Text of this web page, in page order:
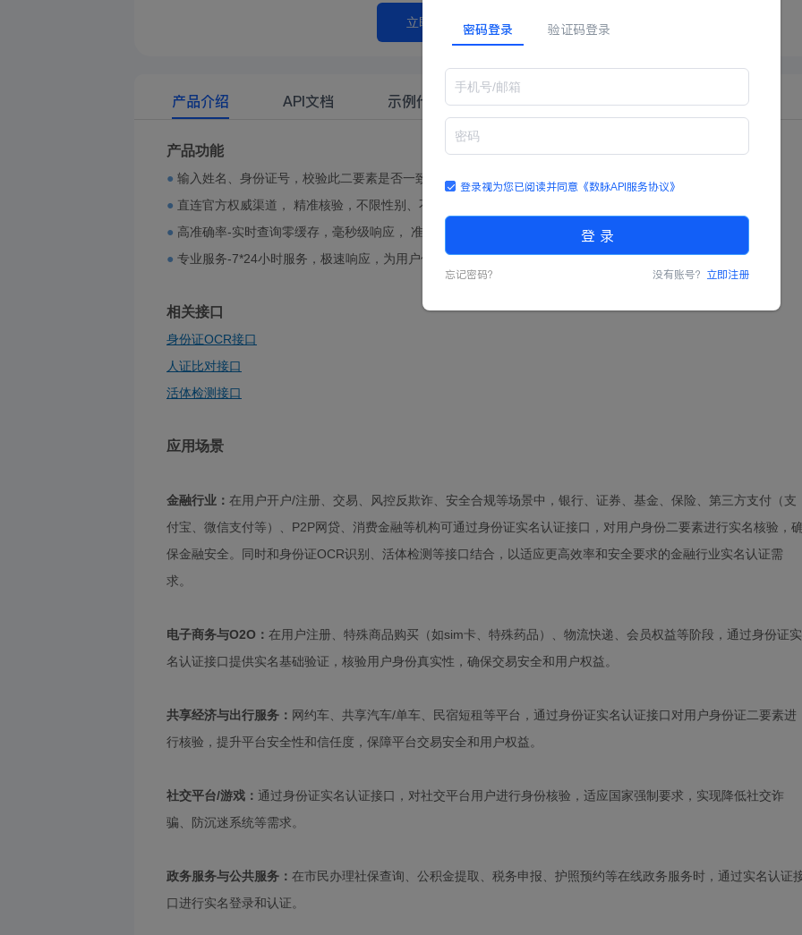
立即购买
产品介绍 API文档 示例代码
产品功能
● 输入姓名、身份证号，校验此二要素是否一致，同时返回生日、性别、籍贯等信息
● 直连官方权威渠道， 精准核验，不限性别、不限年龄，不限民族，校验100%可靠
● 高准确率-实时查询零缓存，毫秒级响应， 准确率99.99%
● 专业服务-7*24小时服务，极速响应，为用户保驾护航
相关接口
身份证OCR接口
人证比对接口
活体检测接口
应用场景
金融行业： 在用户开户/注册、交易、风控反欺诈、安全合规等场景中，银行、证券、基金、保险、第三方支付（支
付宝、微信支付等）、P2P网贷、消费金融等机构可通过身份证实名认证接口，对用户身份二要素进行实名核验，
保金融安全。同时和身份证OCR识别、活体检测等接口结合，以适应更高效率和安全要求的金融行业实名认证需
求。
电子商务与O2O： 在用户注册、特殊商品购买（如sim卡、特殊药品）、物流快递、会员权益等阶段，通过身份证实
名认证接口提供实名基础验证，核验用户身份真实性，确保交易安全和用户权益。
共享经济与出行服务： 网约车、共享汽车/单车、民宿短租等平台，通过身份证实名认证接口对用户身份证二要素进
行核验，提升平台安全性和信任度，保障平台交易安全和用户权益。
社交平台/游戏： 通过身份证实名认证接口，对社交平台用户进行身份核验，适应国家强制要求，实现降低社交诈
骗、防沉迷系统等需求。
政务服务与公共服务： 在市民办理社保查询、公积金提取、税务申报、护照预约等在线政务服务时，通过实名认证
口进行实名登录和认证。
密码登录 验证码登录
登录视为您已阅读并同意 《数脉API服务协议》
登 录
忘记密码？ 没有账号？ 立即注册